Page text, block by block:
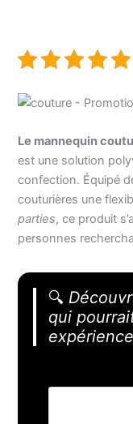
Le mannequin
est une solution
confection. Équipé
couturières une
parties, ce produit
personnes
🔍
qui